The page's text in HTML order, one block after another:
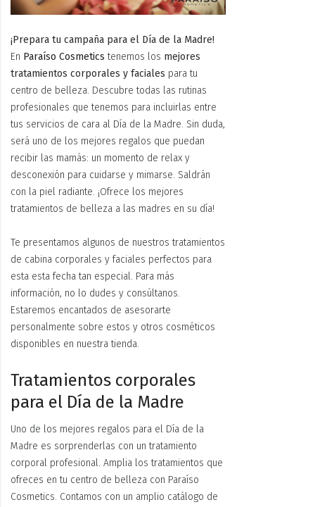
¡Prepara tu campaña para el Día de la Madre!
En Paraíso Cosmetics tenemos los mejores
tratamientos corporales y faciales para tu
centro de belleza. Descubre todas las rutinas
profesionales que tenemos para incluirlas entre
tus servicios de cara al Día de la Madre. Sin duda,
será uno de los mejores regalos que puedan
recibir las mamás: un momento de relax y
desconexión para cuidarse y mimarse. Saldrán
con la piel radiante. ¡Ofrece los mejores
tratamientos de belleza a las madres en su día!
Te presentamos algunos de nuestros tratamientos
de cabina corporales y faciales perfectos para
esta esta fecha tan especial. Para más
información, no lo dudes y consúltanos.
Estaremos encantados de asesorarte
personalmente sobre estos y otros cosméticos
disponibles en nuestra tienda.
Tratamientos corporales
para el Día de la Madre
Uno de los mejores regalos para el Día de la
Madre es sorprenderlas con un tratamiento
corporal profesional. Amplia los tratamientos que
ofreces en tu centro de belleza con Paraíso
Cosmetics. Contamos con un amplio catálogo de